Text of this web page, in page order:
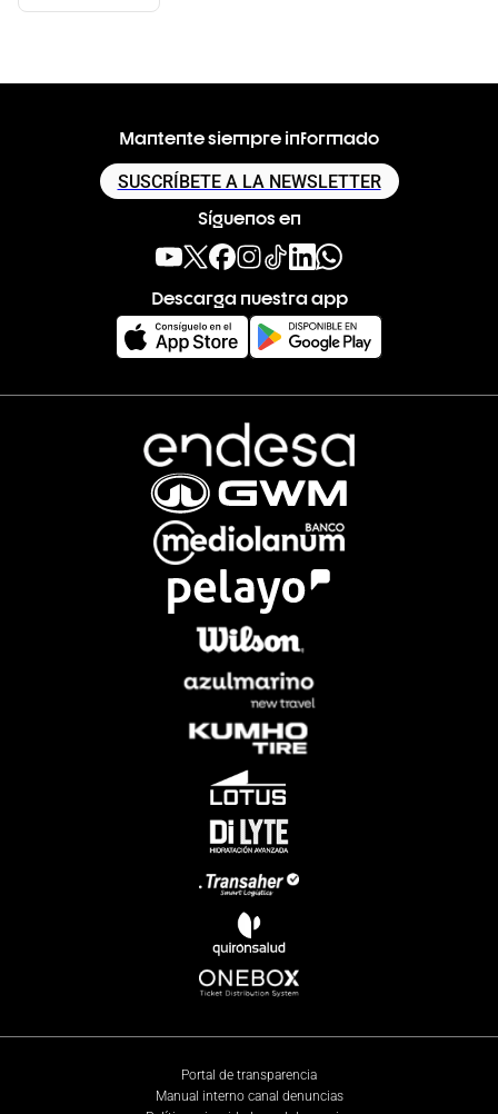
Mantente siempre informado
SUSCRÍBETE A LA NEWSLETTER
Síguenos en
Descarga nuestra app
Portal de transparencia
Manual interno canal denuncias